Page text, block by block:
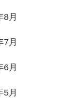
8月
7月
6月
5月